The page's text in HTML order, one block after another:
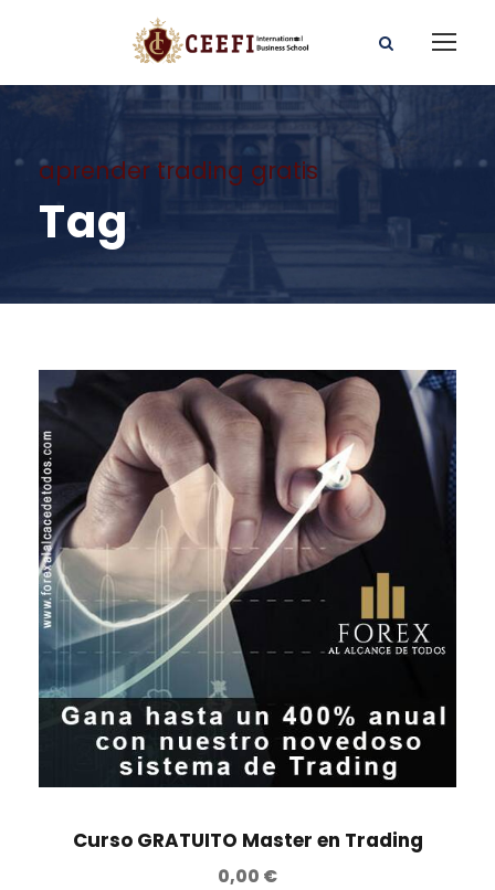
aprender trading gratis
Tag
Curso GRATUITO Master en Trading
0,00 €